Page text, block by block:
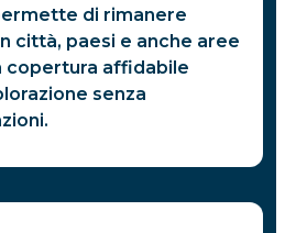
di rimanere
città, paesi e anche aree
copertura affidabile
senza